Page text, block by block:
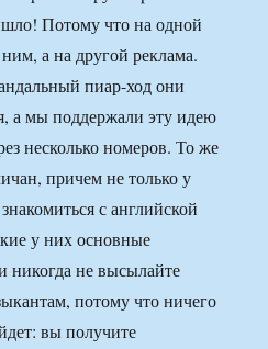
Потому что на одной
а на другой реклама.
пиар-ход они
а мы поддержали эту идею
несколько номеров. То же
причем не только у
с английской
у них основные
не высылайте
потому что ничего
вы получите